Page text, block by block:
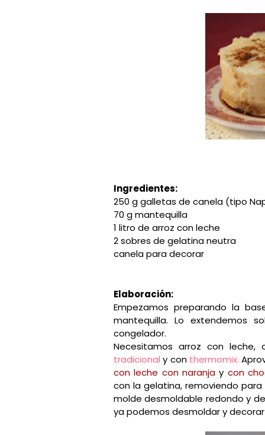
Ingredientes:
250 g galletas de canela (tipo
70 g mantequilla
1 litro de arroz con leche
2 sobres de gelatina neutra
canela para decorar
Elaboración:
Empezamos preparando la
mantequilla. Lo extendemos
congelador.
Necesitamos arroz con
tradicional y con thermomix.
con leche con naranja y con
con la gelatina, removiendo
molde desmoldable redondo y
ya podemos desmoldar y